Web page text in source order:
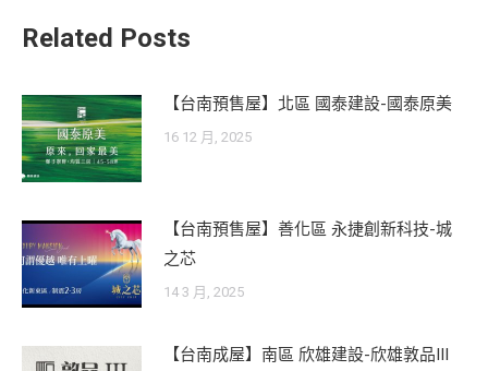
Related Posts
【台南預售屋】北區 國泰建設-國泰原美
16 12 月, 2025
【台南預售屋】善化區 永捷創新科技-城
之芯
14 3 月, 2025
【台南成屋】南區 欣雄建設-欣雄敦品III